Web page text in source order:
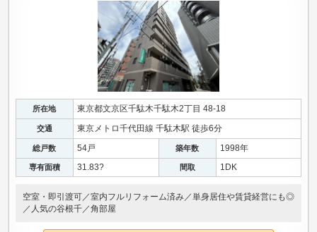
所在地 東京都文京区千駄木千駄木2丁目 48-18
交通 東京メトロ千代田線 千駄木駅 徒歩6分
総戸数 54戸 築年数 1998年
専有面積 31.83? 間取 1DK
空室・即引渡可／室内フルリフォーム済み／単身居住や賃貸経営にも◎
／人気の谷根千／角部屋